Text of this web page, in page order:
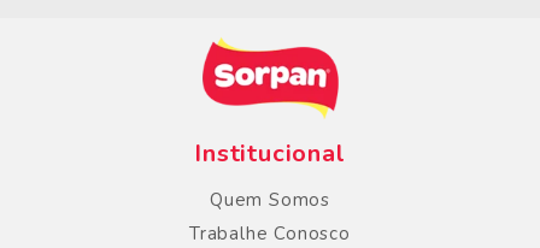
Institucional
Quem Somos
Trabalhe Conosco